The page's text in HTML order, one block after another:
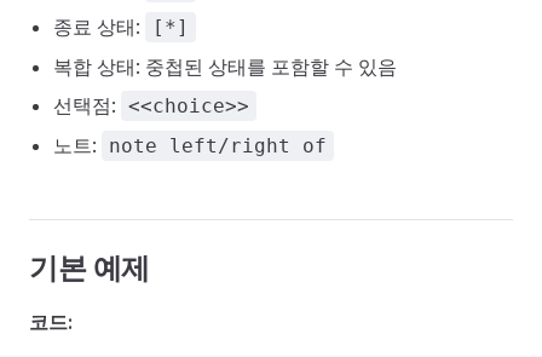
종료 상태: [*]
복합 상태: 중첩된 상태를 포함할 수 있음
선택점: <<choice>>
노트: note left/right of
기본 예제
코드: